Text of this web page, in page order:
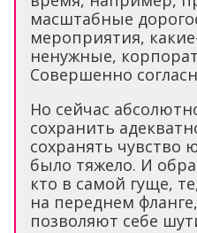
масштабные
мероприятия,
ненужные,
Совершенно
Но сейчас
сохранить
сохранять чувство
было тяжело. И
кто в самой гуще,
на переднем
позволяют себе